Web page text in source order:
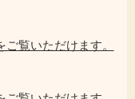
表
覧いただけます。